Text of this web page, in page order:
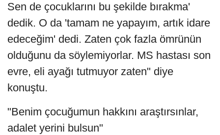
Sen de çocuklarını bu şekilde bırakma'
dedik. O da 'tamam ne yapayım, artık idare
edeceğim' dedi. Zaten çok fazla ömrünün
olduğunu da söylemiyorlar. MS hastası son
evre, eli ayağı tutmuyor zaten" diye
konuştu.
"Benim çocuğumun hakkını araştırsınlar,
adalet yerini bulsun"